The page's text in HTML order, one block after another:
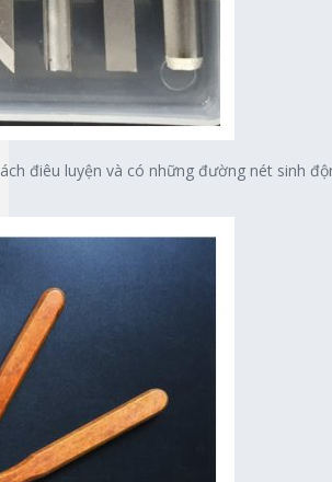
điêu luyện và có những đường nét sinh